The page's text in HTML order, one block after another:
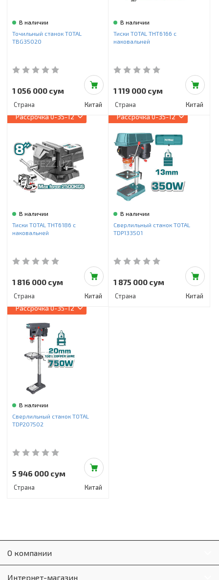
В наличии
Точильный станок TOTAL
TBG35020
1 056 000 сум
Страна Китай
В наличии
Тиски TOTAL THT6166 с
наковальней
1 119 000 сум
Страна Китай
Рассрочка0-35-12
В наличии
Тиски TOTAL THT6186 с
наковальней
1 816 000 сум
Страна Китай
Рассрочка0-35-12
В наличии
Сверлильный станок TOTAL
TDP133501
1 875 000 сум
Страна Китай
Рассрочка0-35-12
В наличии
Сверлильный станок TOTAL
TDP207502
5 946 000 сум
Страна Китай
О компании
Интернет-магазин